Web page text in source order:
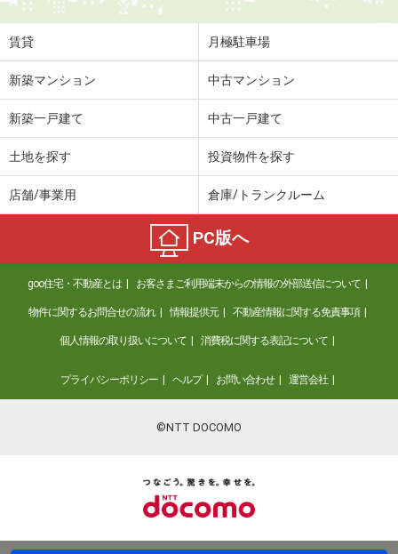
賃貸 月極駐車場
新築マンション 中古マンション
新築一戸建て 中古一戸建て
土地を探す 投資物件を探す
店舗/事業用 倉庫/トランクルーム
PC版へ
goo住宅・不動産とは お客さまご利用端末からの情報の外部送信について
物件に関するお問合せの流れ 情報提供元 不動産情報に関する免責事項
個人情報の取り扱いについて 消費税に関する表記について
プライバシーポリシー ヘルプ お問い合わせ 運営会社
©NTT DOCOMO